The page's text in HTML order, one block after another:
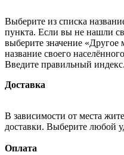
Выберите из списка
пункта. Если вы не нашли
выберите значение
название своего
Введите правильный индекс.
Доставка
В зависимости от места
доставки. Выберите любой
Оплата